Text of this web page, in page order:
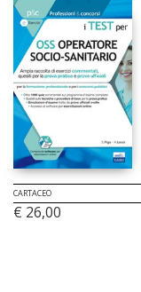
CARTACEO
€ 26,00